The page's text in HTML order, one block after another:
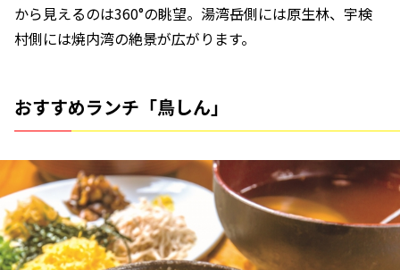
から見えるのは360°の眺望。湯湾岳側には原生林、宇検
村側には焼内湾の絶景が広がります。
おすすめランチ「鳥しん」